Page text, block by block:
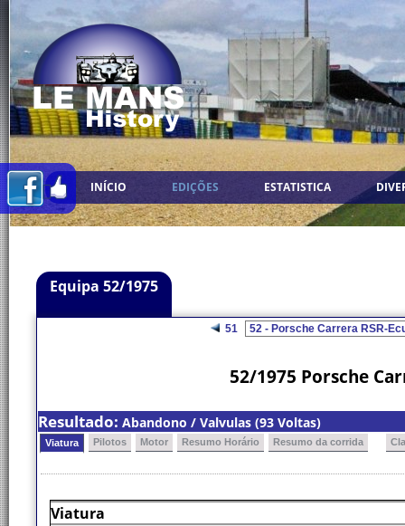
INÍCIO EDIÇÕES ESTATISTICA
Equipa 52/1975
51
52/1975 Porsche
Resultado: Abandono / Valvulas (93 Voltas)
Viatura Pilotos Motor Resumo Horário Resumo da corrida
Viatura